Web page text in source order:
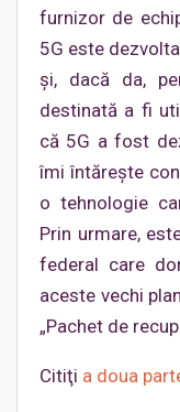
furnizor de
5G este
și, dacă da,
destinată a fi
că 5G a fost
îmi întărește
o tehnologie
Prin urmare,
federal care
aceste vechi
„Pachet de
Citiţi a doua